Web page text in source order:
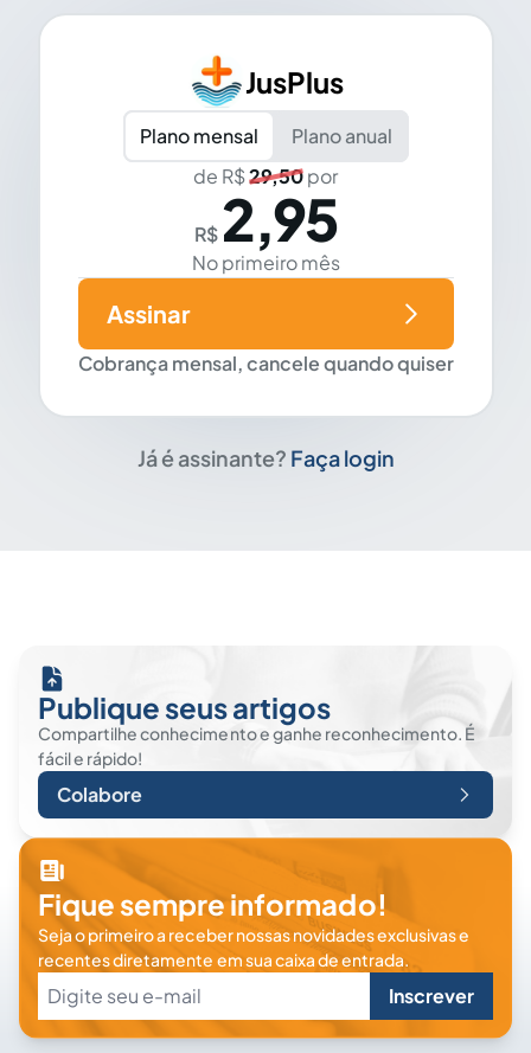
JusPlus
Plano mensal
Plano anual
de R$29,50por
R$ 2,95
No primeiro mês
Cobrança mensal, cancele quando quiser
Assinar
Já é assinante? Faça login
Publique seus artigos
Compartilhe conhecimento e ganhe reconhecimento. É
fácil e rápido!
Colabore
Fique sempre informado!
Seja o primeiro a receber nossas novidades exclusivas e
recentes diretamente em sua caixa de entrada.
Inscrever